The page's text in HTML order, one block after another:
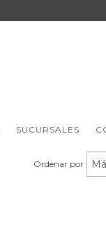
SUCURSALES
Ordenar por